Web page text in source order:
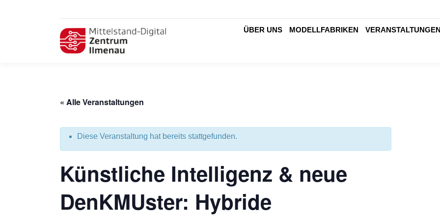
ÜBER UNS MODELLFABRIKEN VERANSTALTUNGEN
« Alle Veranstaltungen
Diese Veranstaltung hat bereits stattgefunden.
Künstliche Intelligenz & neue
DenKMUster: Hybride